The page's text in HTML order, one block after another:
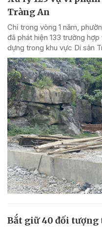
Tràng An
Chỉ trong vòng 1 năm,
đã phát hiện 133 trường
dựng trong khu vực Di sản
Bắt giữ 40 đối tượng